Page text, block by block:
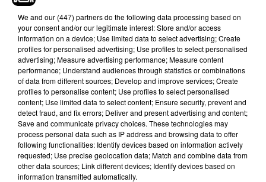
plainte soit déposée"
au journal local. Depuis, les coupures d’électricité ont
définitivement cessées et les jeunes mariés se voient
désormais en plein jour.
Hip-Hop News
5 août 2026
Russ frappe fort avec son nouveau
single « Coulda Shoulda Woulda »
We and our (447) partnersdo the following data processing based on
your consent and/or our legitimate interest: Store and/or access
information on a device; Use limited data to select advertising; Create
profiles for personalised advertising; Use profiles to select personalised
advertising; Measure advertising performance; Measure content
performance; Understand audiences through statistics or combinations
of data from different sources; Develop and improve services; Create
profiles to personalise content; Use profiles to select personalised
content; Use limited data to select content; Ensure security, prevent and
detect fraud, and fix errors; Deliver and present advertising and content;
Save and communicate privacy choices. These technologies may
process personal data such as IP address and browsing data to offer
following functionalities: Identify devices based on information actively
requested; Use precise geolocation data; Match and combine data from
other data sources; Link different devices; Identify devices based on
information transmitted automatically.